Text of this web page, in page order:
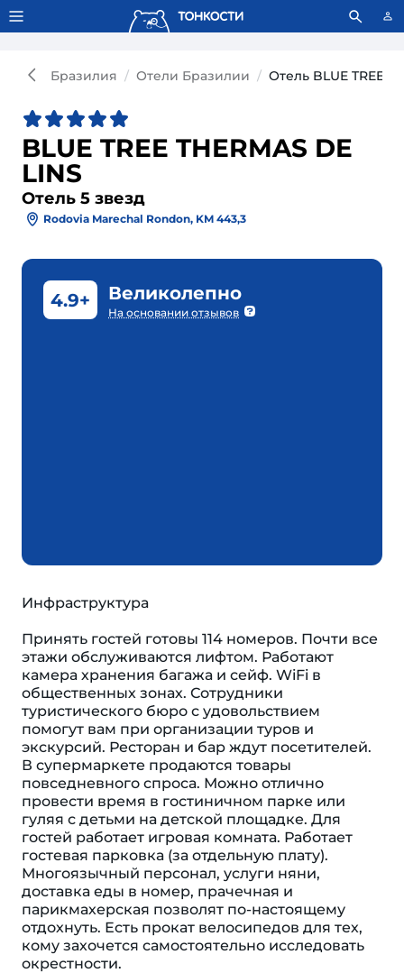
Тонкости используют сookie-файлы. Что это значит?
Бразилия Отели Бразилии Отель BLUE TREE
BLUE TREE THERMAS DE
LINS
Отель 5 звезд
Rodovia Marechal Rondon, KM 443,3
4.9+ Великолепно
На основании отзывов
Инфраструктура
Принять гостей готовы 114 номеров. Почти все
этажи обслуживаются лифтом. Работают
камера хранения багажа и сейф. WiFi в
общественных зонах. Сотрудники
туристического бюро с удовольствием
помогут вам при организации туров и
экскурсий. Ресторан и бар ждут посетителей.
В супермаркете продаются товары
повседневного спроса. Можно отлично
провести время в гостиничном парке или
гуляя с детьми на детской площадке. Для
гостей работает игровая комната. Работает
гостевая парковка (за отдельную плату).
Многоязычный персонал, услуги няни,
доставка еды в номер, прачечная и
парикмахерская позволят по-настоящему
отдохнуть. Есть прокат велосипедов для тех,
кому захочется самостоятельно исследовать
окрестности.